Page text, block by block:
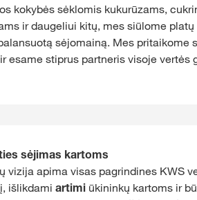
kokybės sėklomis kukurūzams,
ir daugeliui kitų, mes siūlome
sėjomainą. Mes pritaikome
esame stiprus partneris visoje vertės
sėjimas kartoms
vizija apima visas pagrindines KWS
išlikdamiartimi ūkininkų kartoms ir